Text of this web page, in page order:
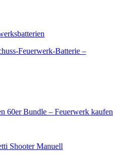
Feuerwerk-Batterie –
60er Bundle – Feuerwerk kaufen
Shooter Manuell